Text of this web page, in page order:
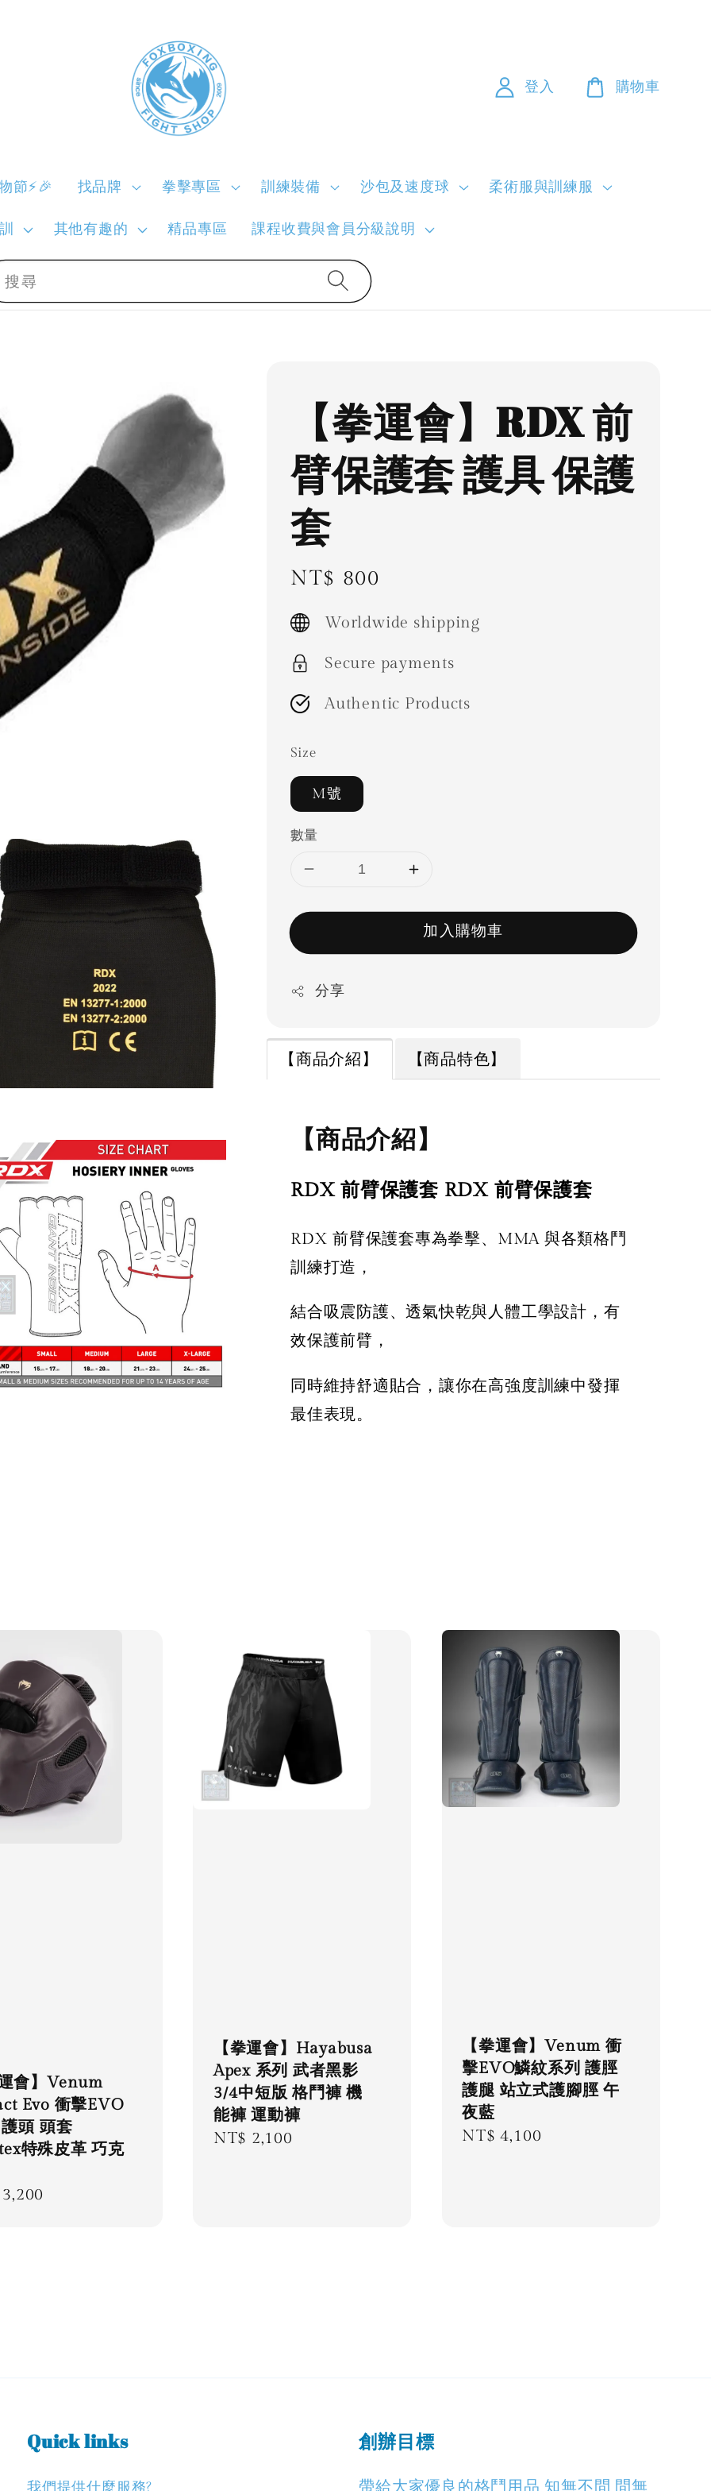
搜尋
節⚡🎉 找品牌 拳擊專區 訓練裝備 沙包及速度球 柔術服與訓練服
其他有趣的 精品專區 課程收費與會員分級說明
登入 購物車
【拳運會】RDX 前
臂保護套 護具 保護
套
Regular
price
NT$ 800
Worldwide shipping
Secure payments
Authentic Products
Size
M號
數量
加入購物車
分享
【商品介紹】 【商品特色】
【商品介紹】
RDX 前臂保護套 RDX 前臂保護套
RDX 前臂保護套專為拳擊、MMA 與各類格鬥
訓練打造，
結合吸震防護、透氣快乾與人體工學設計，有
效保護前臂，
同時維持舒適貼合，讓你在高強度訓練中發揮
最佳表現。
會】Venum
Evo 衝擊EVO
頭 頭套
特殊皮革 巧克
【拳運會】Hayabusa
Apex 系列 武者黑影
3/4中短版 格鬥褲 機
能褲 運動褲
Regular
NT$ 2,100
【拳運會】Venum 衝
擊EVO鱗紋系列 護脛
護腿 站立式護腳脛 午
夜藍
Regular
NT$ 4,100
Quick links
我們提供什麼服務?
創辦目標
帶給大家優良的格鬥用品 知無不問 問無